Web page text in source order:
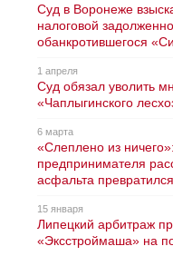
Суд в Воронеже
налоговой
обанкротившегося
1 апреля
Суд обязал уволить
«Чаплыгинского
6 марта
«Слеплено из
предпринимателя
асфальта
15 января
Липецкий арбитраж
«Эксстроймаша» на